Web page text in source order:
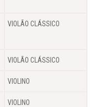
VIOLÃO CLÁSSICO
VIOLÃO CLÁSSICO
VIOLINO
VIOLINO